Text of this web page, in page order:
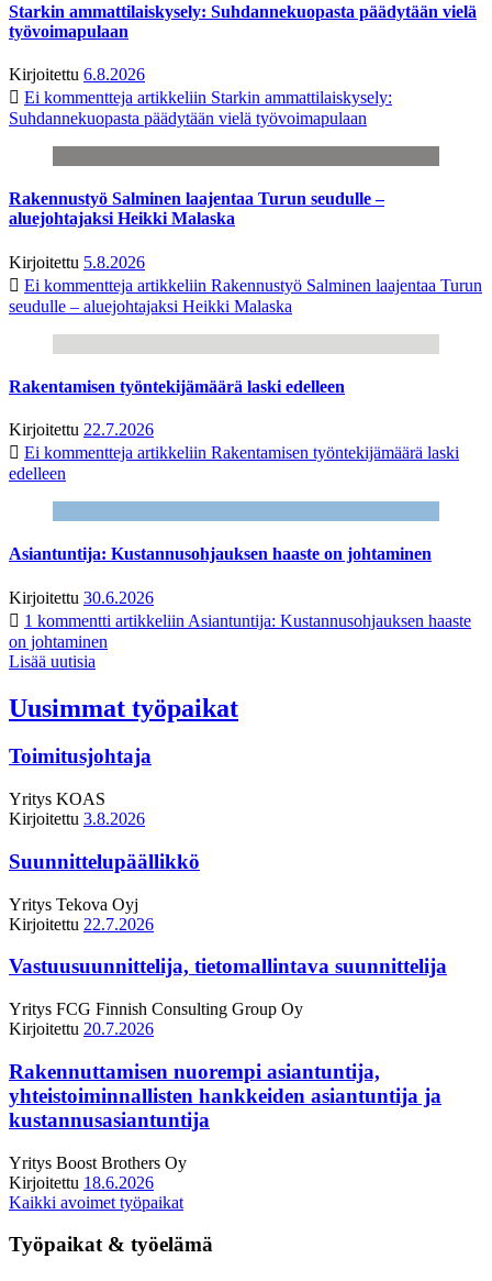
Starkin ammattilaiskysely: Suhdannekuopasta päädytään vielä
työvoimapulaan
Kirjoitettu 6.8.2026
Ei kommentteja artikkeliin Starkin ammattilaiskysely:
Suhdannekuopasta päädytään vielä työvoimapulaan
Rakennustyö Salminen laajentaa Turun seudulle –
aluejohtajaksi Heikki Malaska
Kirjoitettu 5.8.2026
Ei kommentteja artikkeliin Rakennustyö Salminen laajentaa Turun
seudulle – aluejohtajaksi Heikki Malaska
Rakentamisen työntekijämäärä laski edelleen
Kirjoitettu 22.7.2026
Ei kommentteja artikkeliin Rakentamisen työntekijämäärä laski
edelleen
Asiantuntija: Kustannusohjauksen haaste on johtaminen
Kirjoitettu 30.6.2026
1 kommentti artikkeliin Asiantuntija: Kustannusohjauksen haaste
on johtaminen
Lisää uutisia
Uusimmat työpaikat
Toimitusjohtaja
Yritys KOAS
Kirjoitettu 3.8.2026
Suunnittelupäällikkö
Yritys Tekova Oyj
Kirjoitettu 22.7.2026
Vastuusuunnittelija, tietomallintava suunnittelija
Yritys FCG Finnish Consulting Group Oy
Kirjoitettu 20.7.2026
Rakennuttamisen nuorempi asiantuntija,
yhteistoiminnallisten hankkeiden asiantuntija ja
kustannusasiantuntija
Yritys Boost Brothers Oy
Kirjoitettu 18.6.2026
Kaikki avoimet työpaikat
Työpaikat & työelämä